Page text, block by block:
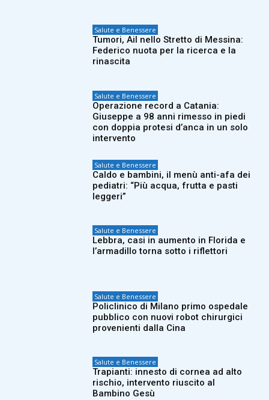
Salute e Benessere
Tumori, Ail nello Stretto di Messina:
Federico nuota per la ricerca e la
rinascita
Salute e Benessere
Operazione record a Catania:
Giuseppe a 98 anni rimesso in piedi
con doppia protesi d’anca in un solo
intervento
Salute e Benessere
Caldo e bambini, il menù anti-afa dei
pediatri: “Più acqua, frutta e pasti
leggeri”
Salute e Benessere
Lebbra, casi in aumento in Florida e
l’armadillo torna sotto i riflettori
Salute e Benessere
Policlinico di Milano primo ospedale
pubblico con nuovi robot chirurgici
provenienti dalla Cina
Salute e Benessere
Trapianti: innesto di cornea ad alto
rischio, intervento riuscito al
Bambino Gesù